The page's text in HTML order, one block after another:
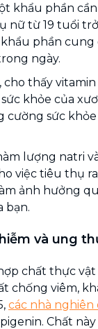
khẩu phần
nữ từ 19 tuổi
phần
ngày.
, cho thấy
khỏe của
cường sức
lượng natri
việc tiêu thụ
ảnh hưởng
bạn.
và ung
chất thực
chống viêm,
các nhà nghiên
Chất